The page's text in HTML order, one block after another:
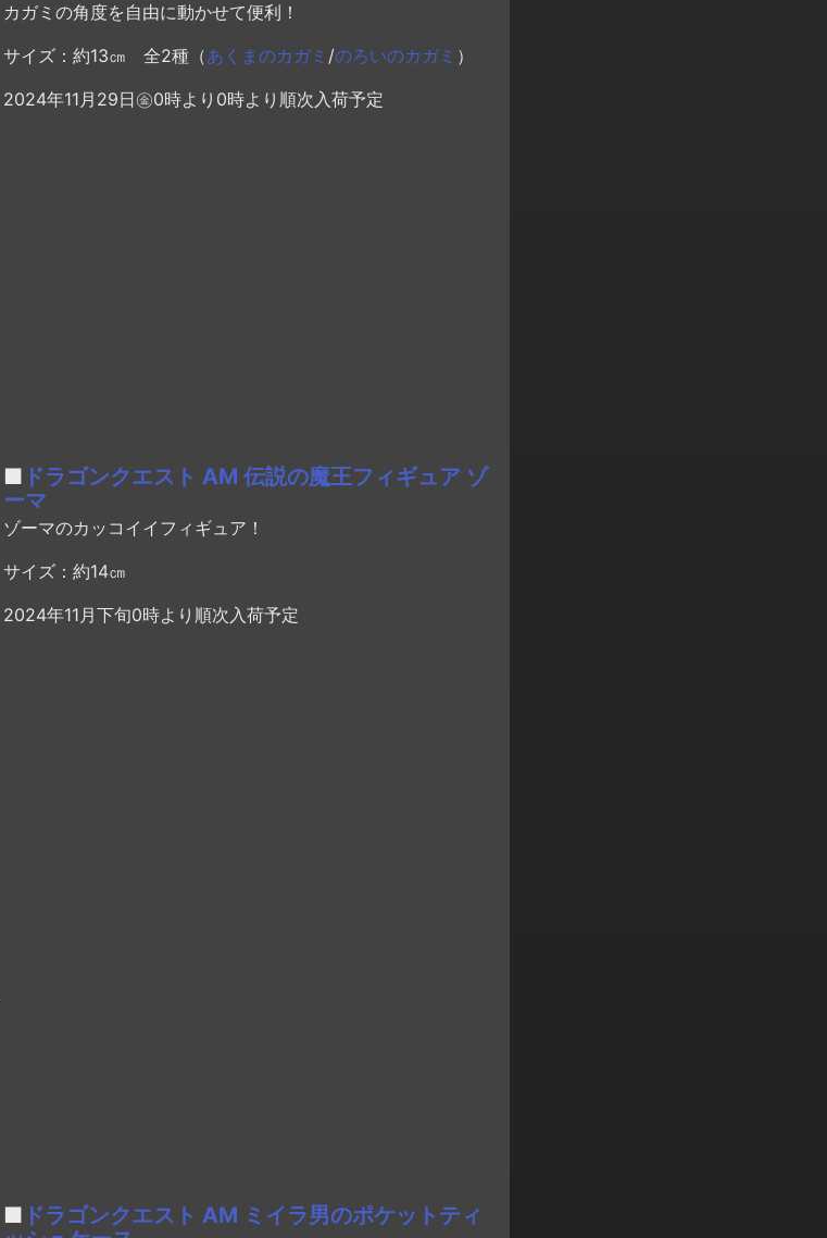
カガミの角度を自由に動かせて便利！
サイズ：約13㎝ 全2種（あくまのカガミ /のろいのカガミ ）
2024年11月29日㊎0時より0時より順次入荷予定
■ ドラゴンクエスト AM 伝説の魔王フィギュア ゾ
ーマ
ゾーマのカッコイイフィギュア！
サイズ：約14㎝
2024年11月下旬0時より順次入荷予定
■ ドラゴンクエスト AM ミイラ男のポケットティ